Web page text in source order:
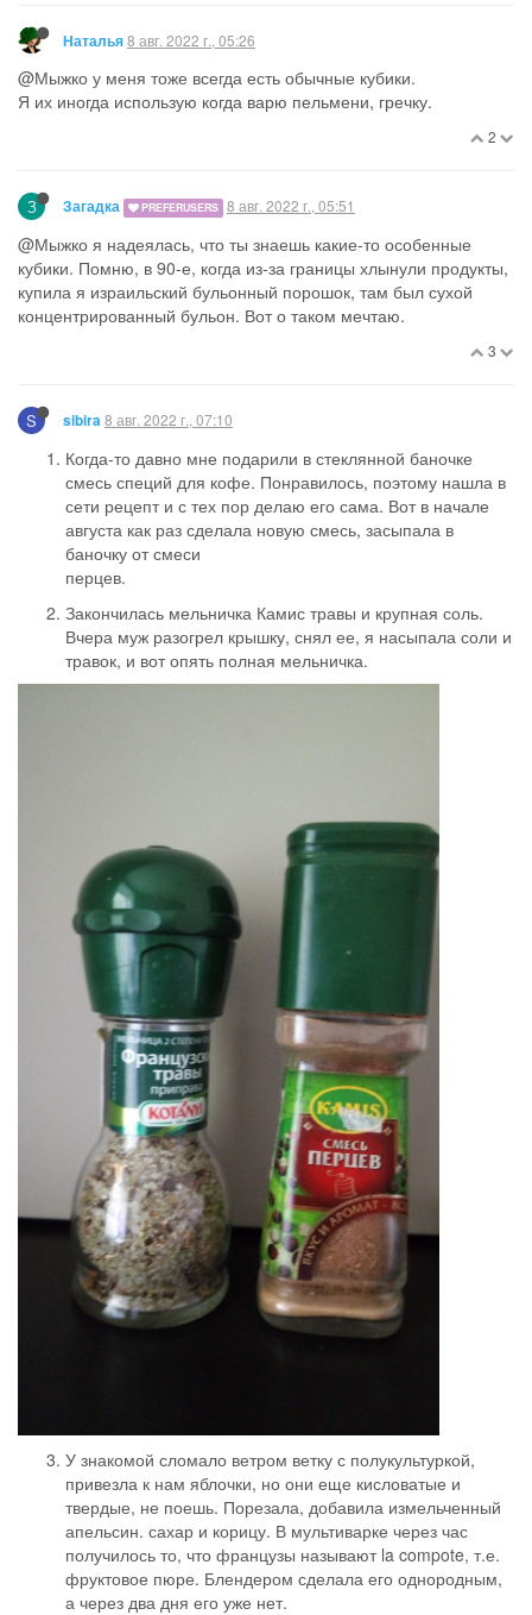
Наталья8 авг. 2022 г., 05:26
@Мыжко у меня тоже всегда есть обычные кубики.
Я их иногда использую когда варю пельмени, гречку.
2
З Загадка PREFERUSERS 8 авг. 2022 г., 05:51
@Мыжко я надеялась, что ты знаешь какие-то особенные
кубики. Помню, в 90-е, когда из-за границы хлынули продукты,
купила я израильский бульонный порошок, там был сухой
концентрированный бульон. Вот о таком мечтаю.
3
S sibira 8 авг. 2022 г., 07:10
Когда-то давно мне подарили в стеклянной баночке
смесь специй для кофе. Понравилось, поэтому нашла в
сети рецепт и с тех пор делаю его сама. Вот в начале
августа как раз сделала новую смесь, засыпала в
баночку от смеси
перцев.
Закончилась мельничка Камис травы и крупная соль.
Вчера муж разогрел крышку, снял ее, я насыпала соли и
травок, и вот опять полная мельничка.
У знакомой сломало ветром ветку с полукультуркой,
привезла к нам яблочки, но они еще кисловатые и
твердые, не поешь. Порезала, добавила измельченный
апельсин. сахар и корицу. В мультиварке через час
получилось то, что французы называют la compote, т.е.
фруктовое пюре. Блендером сделала его однородным,
а через два дня его уже нет.